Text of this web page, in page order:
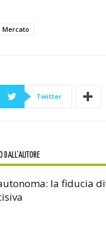
Mercato
Twitter
DALL'AUTORE
la fiducia